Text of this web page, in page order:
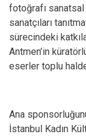
fotoğrafı
sanatçıları
sürecindeki
Antmen’in
eserler toplu
Ana
İstanbul Kadın